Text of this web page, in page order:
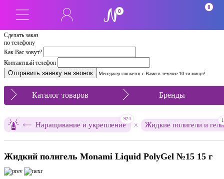
Сделать заказ
по телефону
Как Вас зовут?
Контактный телефон
Менеджер свяжется с Вами в течение 10-ти минут!
0
0
Каталог товаров Бренды
Наращивание и укрепление
924
× Жидкие полигели и гели
Жидкий полигель Monami Liquid PolyGel №15 15 г